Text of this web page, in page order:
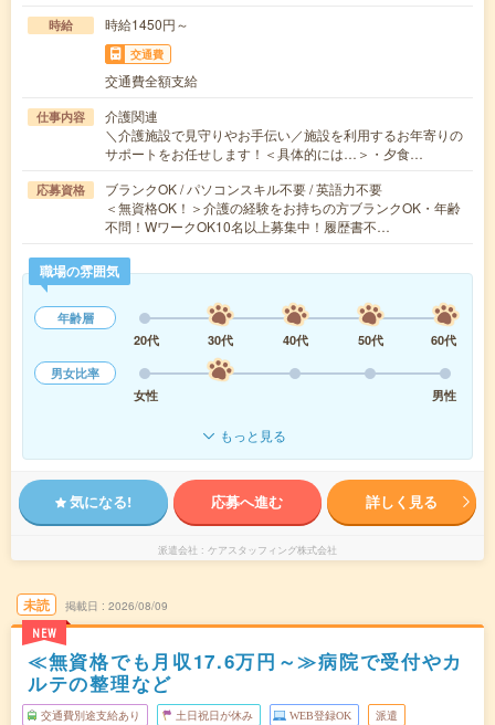
時給 時給1450円～
交通費
交通費全額支給
仕事内容
介護関連
＼介護施設で見守りやお手伝い／施設を利用するお年寄りの
サポートをお任せします！＜具体的には…＞・夕食…
応募資格
ブランクOK / パソコンスキル不要 / 英語力不要
＜無資格OK！＞介護の経験をお持ちの方ブランクOK・年齢
不問！WワークOK10名以上募集中！履歴書不…
職場の雰囲気
年齢層
20代
30代 40代 50代
60代
男女比率
女性
男性
もっと見る
気になる! 応募へ進む 詳しく見る
派遣会社 ケアスタッフィング株式会社
未読
NEW
掲載日 2026/08/09
≪無資格でも月収17.6万円～≫病院で受付やカ
ルテの整理など
交通費別途支給あり 土日祝日が休み WEB登録OK 派遣